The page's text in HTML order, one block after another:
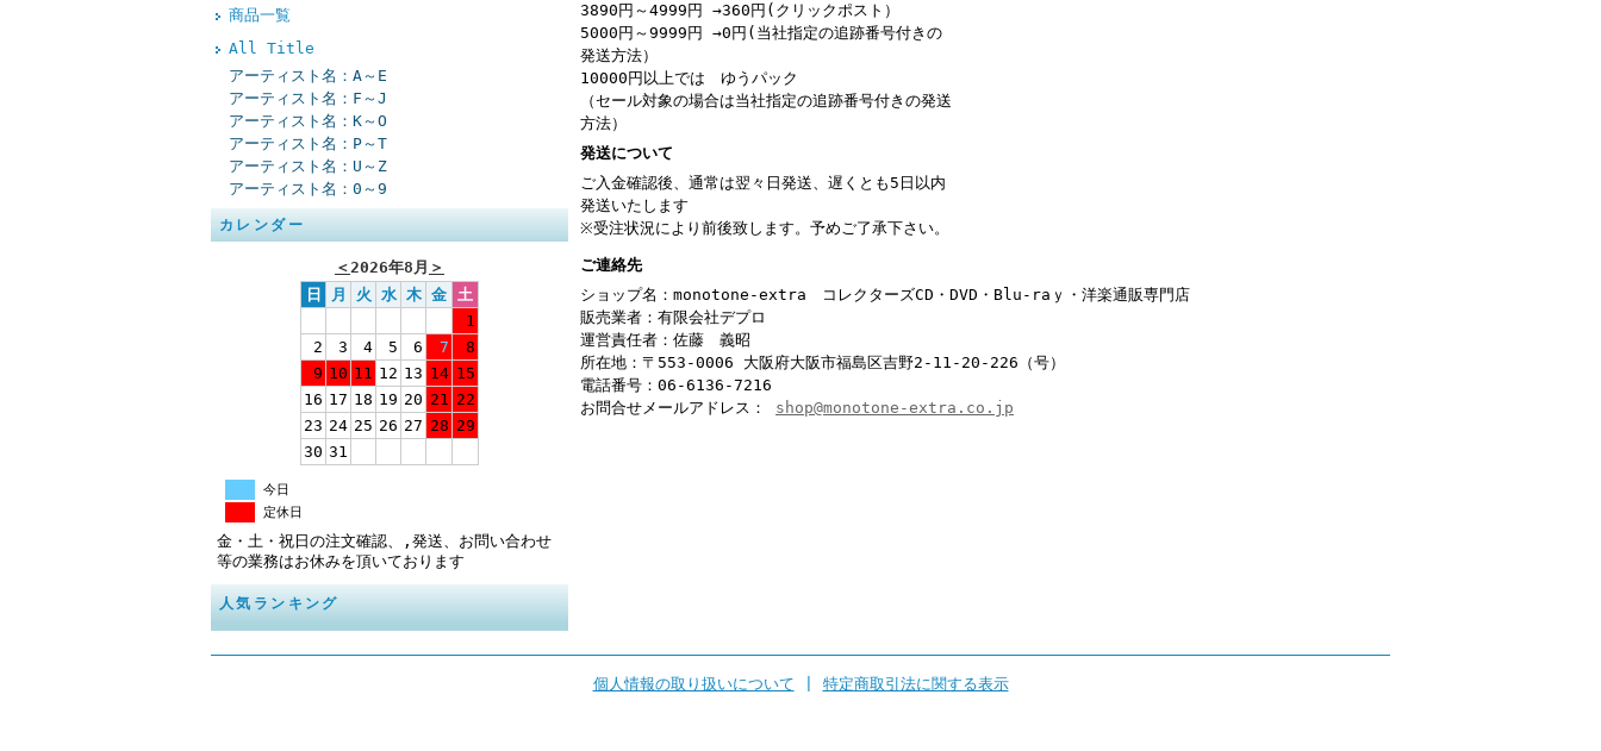
商品一覧
All Title
アーティスト名：A～E
アーティスト名：F～J
アーティスト名：K～O
アーティスト名：P～T
アーティスト名：U～Z
アーティスト名：0～9
カレンダー
＜2026年8月 ＞
日
月 火 水 木 金 土
1
2
3 4 5 6 7
8
9 10 11 12 13 14 15
16 17 18 19 20 21 22
23 24 25 26 27 28 29
30 31
今日
定休日
金・土・祝日の注文確認、,発送、お問い合わせ
等の業務はお休みを頂いております
人気ランキング
3890円～4999円 →360円(クリックポスト）
5000円～9999円 →0円(当社指定の追跡番号付きの
発送方法）
10000円以上では ゆうパック
（セール対象の場合は当社指定の追跡番号付きの発送
方法）
発送について
ご入金確認後、通常は翌々日発送、遅くとも5日以内
発送いたします
※受注状況により前後致します。予めご了承下さい。
ご連絡先
ショップ名：monotone-extra コレクターズCD・DVD・Blu-raｙ・洋楽通販専門店
販売業者：有限会社デプロ
運営責任者：佐藤 義昭
所在地：〒553-0006 大阪府大阪市福島区吉野2-11-20-226（号）
電話番号：06-6136-7216
お問合せメールアドレス： shop@monotone-extra.co.jp
個人情報の取り扱いについて 特定商取引法に関する表示